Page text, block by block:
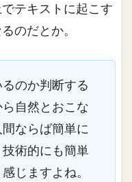
テキストに起こす
のだとか。
のか判断する
自然とおこな
ならば簡単に
術的にも簡単
じますよね。